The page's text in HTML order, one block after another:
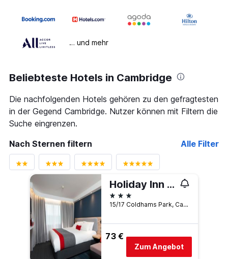
… und mehr
Beliebteste Hotels in Cambridge
Die nachfolgenden Hotels gehören zu den gefragtesten
in der Gegend Cambridge. Nutzer können mit Filtern die
Suche eingrenzen.
Nach Sternen filtern
Alle Filter
Holiday Inn Express Cambridge By IHG
3 Sterne
15/17 Coldhams Park, Cambridge, Großbritannien
73 €
Zum Angebot